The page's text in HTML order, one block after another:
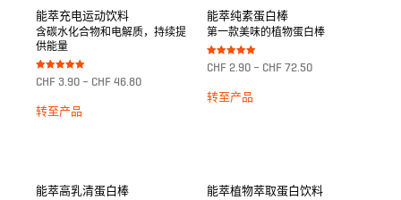
能萃充电运动饮料
含碳水化合物和电解质，持续提
供能量
Bewertet mit
5.00
CHF 3.90 – CHF 46.80
转至产品
能萃纯素蛋白棒
第一款美味的植物蛋白棒
Bewertet mit
5.00
CHF 2.90 – CHF 72.50
转至产品
能萃高乳清蛋白棒 能萃植物萃取蛋白饮料